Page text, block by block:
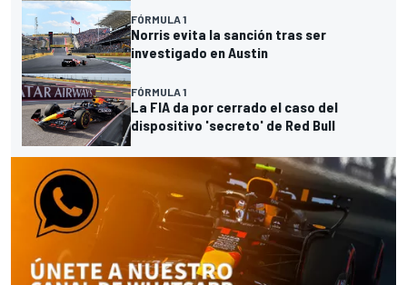
FÓRMULA 1
Norris evita la sanción tras ser
investigado en Austin
FÓRMULA 1
La FIA da por cerrado el caso del
dispositivo 'secreto' de Red Bull